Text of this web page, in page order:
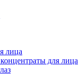
лица
для лица